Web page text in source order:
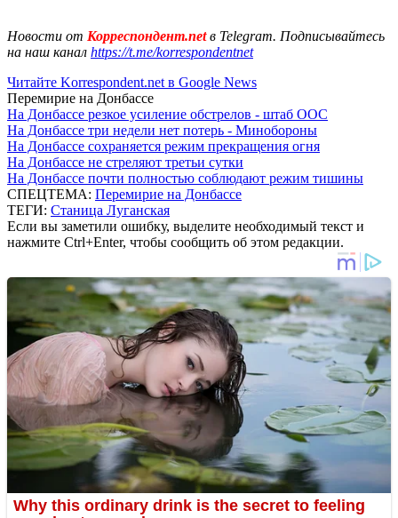
Новости от Корреспондент.netв Telegram. Подписывайтесь
на наш канал https://t.me/korrespondentnet
Читайте Korrespondent.net в Google News
Перемирие на Донбассе
На Донбассе резкое усиление обстрелов - штаб ООС
На Донбассе три недели нет потерь - Минобороны
На Донбассе сохраняется режим прекращения огня
На Донбассе не стреляют третьи сутки
На Донбассе почти полностью соблюдают режим тишины
СПЕЦТЕМА: Перемирие на Донбассе
ТЕГИ: Станица Луганская
Если вы заметили ошибку, выделите необходимый текст и
нажмите Ctrl+Enter, чтобы сообщить об этом редакции.